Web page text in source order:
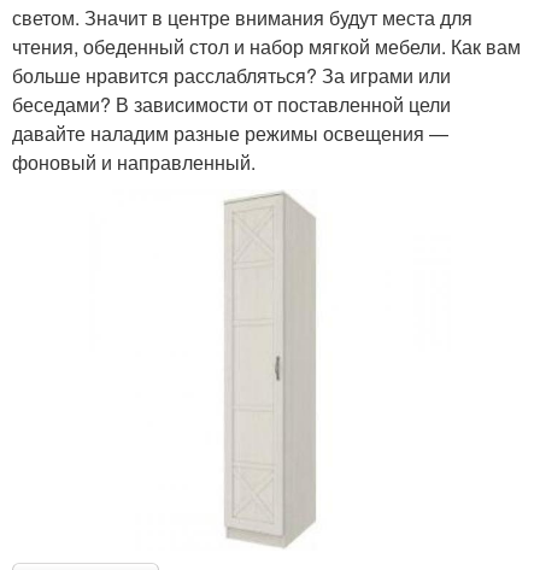
светом. Значит в центре внимания будут места для
чтения, обеденный стол и набор мягкой мебели. Как вам
больше нравится расслабляться? За играми или
беседами? В зависимости от поставленной цели
давайте наладим разные режимы освещения —
фоновый и направленный.